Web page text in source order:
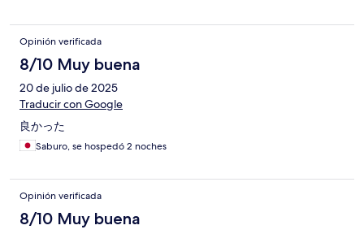
Opinión verificada
8/10 Muy buena
20 de julio de 2025
Traducir con Google
良かった
Saburo, se hospedó 2 noches
Opinión verificada
8/10 Muy buena